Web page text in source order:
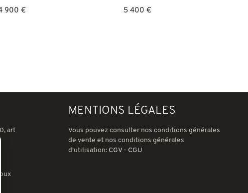
900 € 5 400 €
art
MENTIONS LÉGALES
Vous pouvez consulter nos conditions générales
de vente et nos conditions générales
d'utilisation: CGV- CGU